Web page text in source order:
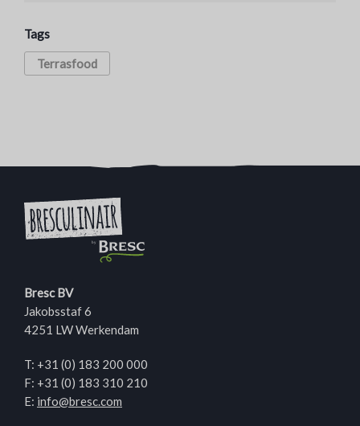
Tags
Terrasfood
Bresc BV
Jakobsstaf 6
4251 LW Werkendam
T: +31 (0) 183 200 000
F: +31 (0) 183 310 210
E: info@bresc.com